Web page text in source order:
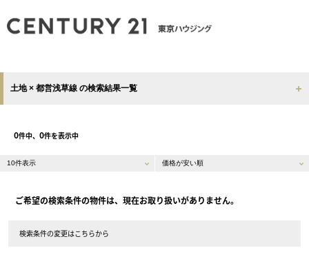
土地 × 都営浅草線 の検索結果一覧
0件中、 0件を表示中
ご希望の検索条件の物件は、現在お取り扱いがありません。
検索条件の変更はこちらから